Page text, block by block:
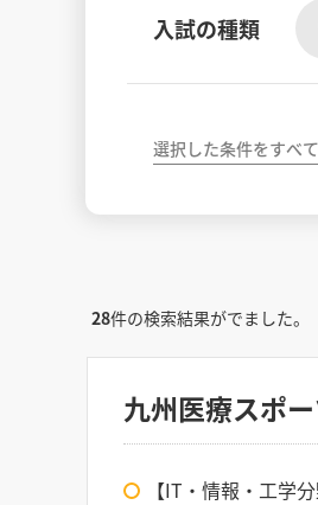
入試の種類
選択した条件をすべ
28件の検索結果がでました。
九州医療スポ
【IT・情報・工学